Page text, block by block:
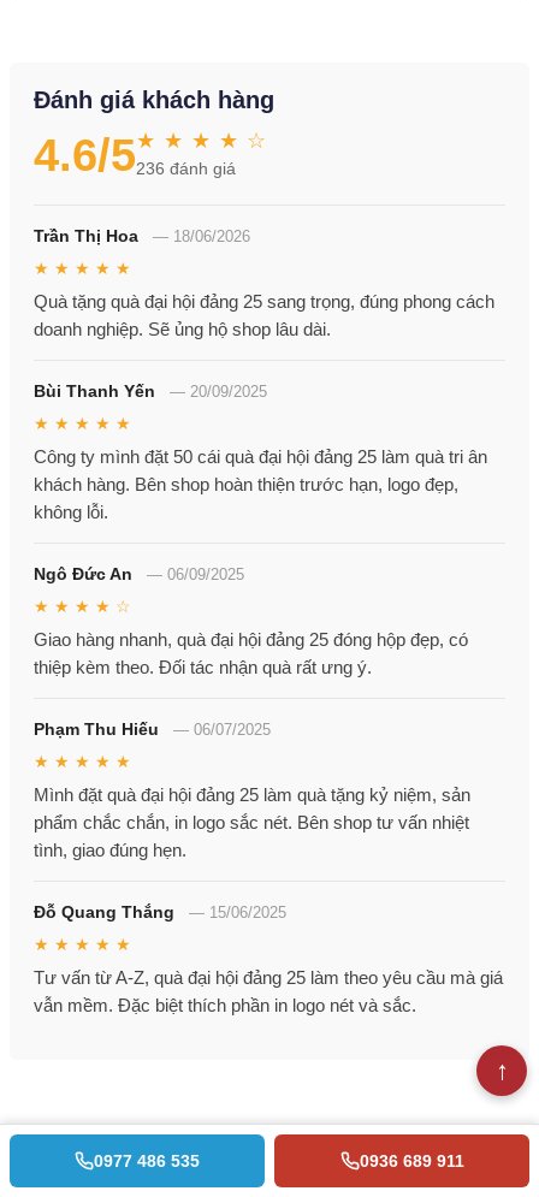
Đánh giá khách hàng
4.6/5★ ★ ★ ★ ☆
236 đánh giá
Trần Thị Hoa — 18/06/2026
★ ★ ★ ★ ★
Quà tặng quà đại hội đảng 25 sang trọng, đúng phong cách
doanh nghiệp. Sẽ ủng hộ shop lâu dài.
Bùi Thanh Yến — 20/09/2025
★ ★ ★ ★ ★
Công ty mình đặt 50 cái quà đại hội đảng 25 làm quà tri ân
khách hàng. Bên shop hoàn thiện trước hạn, logo đẹp,
không lỗi.
Ngô Đức An — 06/09/2025
★ ★ ★ ★ ☆
Giao hàng nhanh, quà đại hội đảng 25 đóng hộp đẹp, có
thiệp kèm theo. Đối tác nhận quà rất ưng ý.
Phạm Thu Hiếu — 06/07/2025
★ ★ ★ ★ ★
Mình đặt quà đại hội đảng 25 làm quà tặng kỷ niệm, sản
phẩm chắc chắn, in logo sắc nét. Bên shop tư vấn nhiệt
tình, giao đúng hẹn.
Đỗ Quang Thắng — 15/06/2025
★ ★ ★ ★ ★
Tư vấn từ A-Z, quà đại hội đảng 25 làm theo yêu cầu mà giá
vẫn mềm. Đặc biệt thích phần in logo nét và sắc.
Bình Hút Tài Lộc, Biển Chức Danh,
Quà Tặng Nhân Viên,
0977 486 535 0936 689 911